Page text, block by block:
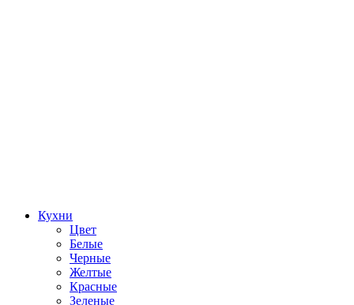
Кухни
Цвет
Белые
Черные
Желтые
Красные
Зеленые